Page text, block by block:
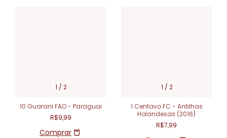
1 / 2
10 Guarani FAO - Paraguai
R$9,99
1 / 2
1 Centavo FC - Antilhas
Holandesas (2016)
R$7,99